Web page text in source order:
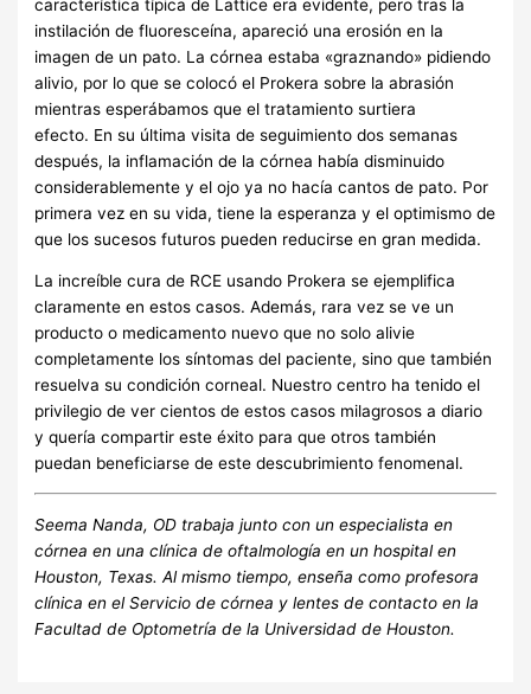
característica típica de Lattice era evidente, pero tras la
instilación de fluoresceína, apareció una erosión en la
imagen de un pato. La córnea estaba «graznando» pidiendo
alivio, por lo que se colocó el Prokera sobre la abrasión
mientras esperábamos que el tratamiento surtiera
efecto. En su última visita de seguimiento dos semanas
después, la inflamación de la córnea había disminuido
considerablemente y el ojo ya no hacía cantos de pato. Por
primera vez en su vida, tiene la esperanza y el optimismo de
que los sucesos futuros pueden reducirse en gran medida.
La increíble cura de RCE usando Prokera se ejemplifica
claramente en estos casos. Además, rara vez se ve un
producto o medicamento nuevo que no solo alivie
completamente los síntomas del paciente, sino que también
resuelva su condición corneal. Nuestro centro ha tenido el
privilegio de ver cientos de estos casos milagrosos a diario
y quería compartir este éxito para que otros también
puedan beneficiarse de este descubrimiento fenomenal.
Seema Nanda, OD trabaja junto con un especialista en
córnea en una clínica de oftalmología en un hospital en
Houston, Texas. Al mismo tiempo, enseña como profesora
clínica en el Servicio de córnea y lentes de contacto en la
Facultad de Optometría de la Universidad de Houston.